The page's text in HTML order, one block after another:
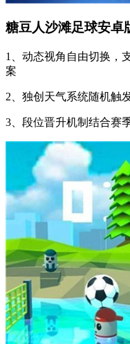
糖豆人沙滩足球安卓
1、动态视角自由切换，
案
2、独创天气系统随机触
3、段位晋升机制结合赛